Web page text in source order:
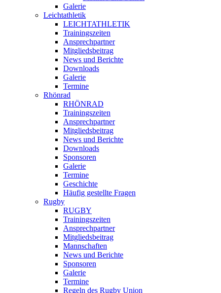
Galerie
Leichtathletik
LEICHTATHLETIK
Trainingszeiten
Ansprechpartner
Mitgliedsbeitrag
News und Berichte
Downloads
Galerie
Termine
Rhönrad
RHÖNRAD
Trainingszeiten
Ansprechpartner
Mitgliedsbeitrag
News und Berichte
Downloads
Sponsoren
Galerie
Termine
Geschichte
Häufig gestellte Fragen
Rugby
RUGBY
Trainingszeiten
Ansprechpartner
Mitgliedsbeitrag
Mannschaften
News und Berichte
Sponsoren
Galerie
Termine
Regeln des Rugby Union